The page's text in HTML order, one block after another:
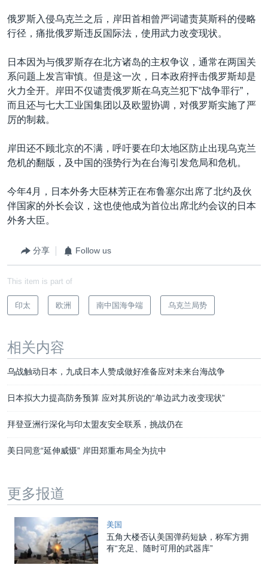
俄罗斯入侵乌克兰之后，岸田首相曾严词谴责莫斯科的侵略
行径，痛批俄罗斯违反国际法，使用武力改变现状。
日本因为与俄罗斯存在北方诸岛的主权争议，通常在两国关
系问题上发言审慎。但是这一次，日本政府抨击俄罗斯却是
火力全开。岸田不仅谴责俄罗斯在乌克兰犯下“战争罪行”，
而且还与七大工业国集团以及欧盟协调，对俄罗斯实施了严
厉的制裁。
岸田还不顾北京的不满，呼吁要在印太地区防止出现乌克兰
危机的翻版，及中国的强势行为在台海引发危局和危机。
今年4月，日本外务大臣林芳正在布鲁塞尔出席了北约及伙
伴国家的外长会议，这也使他成为首位出席北约会议的日本
外务大臣。
分享 Follow us
This item is part of
印太 欧洲 南中国海争端 乌克兰局势
相关内容
乌战触动日本，九成日本人赞成做好准备应对未来台海战争
日本拟大力提高防务预算 应对其所说的“单边武力改变现状”
拜登亚洲行深化与印太盟友安全联系，挑战仍在
美日同意“延伸威慑” 岸田郑重布局全为抗中
更多报道
美国
五角大楼否认美国弹药短缺，称军方拥
有“充足、随时可用的武器库”